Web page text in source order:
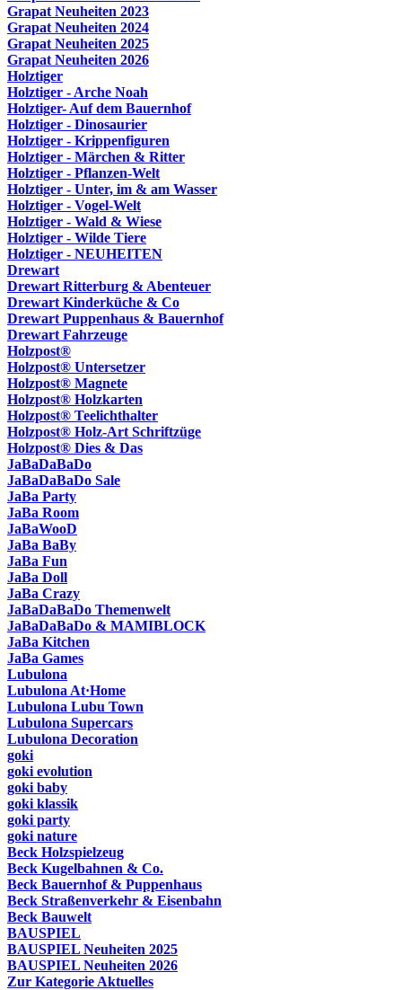
Grapat Neuheiten 2023
Grapat Neuheiten 2024
Grapat Neuheiten 2025
Grapat Neuheiten 2026
Holztiger
Holztiger - Arche Noah
Holztiger- Auf dem Bauernhof
Holztiger - Dinosaurier
Holztiger - Krippenfiguren
Holztiger - Märchen & Ritter
Holztiger - Pflanzen-Welt
Holztiger - Unter, im & am Wasser
Holztiger - Vogel-Welt
Holztiger - Wald & Wiese
Holztiger - Wilde Tiere
Holztiger - NEUHEITEN
Drewart
Drewart Ritterburg & Abenteuer
Drewart Kinderküche & Co
Drewart Puppenhaus & Bauernhof
Drewart Fahrzeuge
Holzpost®
Holzpost® Untersetzer
Holzpost® Magnete
Holzpost® Holzkarten
Holzpost® Teelichthalter
Holzpost® Holz-Art Schriftzüge
Holzpost® Dies & Das
JaBaDaBaDo
JaBaDaBaDo Sale
JaBa Party
JaBa Room
JaBaWooD
JaBa BaBy
JaBa Fun
JaBa Doll
JaBa Crazy
JaBaDaBaDo Themenwelt
JaBaDaBaDo & MAMIBLOCK
JaBa Kitchen
JaBa Games
Lubulona
Lubulona At·Home
Lubulona Lubu Town
Lubulona Supercars
Lubulona Decoration
goki
goki evolution
goki baby
goki klassik
goki party
goki nature
Beck Holzspielzeug
Beck Kugelbahnen & Co.
Beck Bauernhof & Puppenhaus
Beck Straßenverkehr & Eisenbahn
Beck Bauwelt
BAUSPIEL
BAUSPIEL Neuheiten 2025
BAUSPIEL Neuheiten 2026
Zur Kategorie Aktuelles